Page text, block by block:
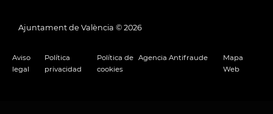
Ajuntament de València © 2026
Aviso
legal
Política
privacidad
Política de
cookies
Agencia Antifraude
Mapa
Web